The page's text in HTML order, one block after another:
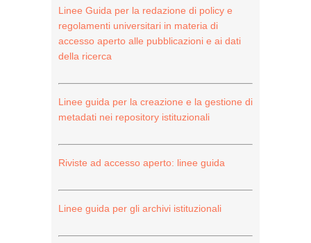
Linee Guida per la redazione di policy e
regolamenti universitari in materia di
accesso aperto alle pubblicazioni e ai dati
della ricerca
Linee guida per la creazione e la gestione di
metadati nei repository istituzionali
Riviste ad accesso aperto: linee guida
Linee guida per gli archivi istituzionali